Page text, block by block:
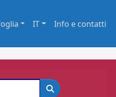
IT Info e contatti